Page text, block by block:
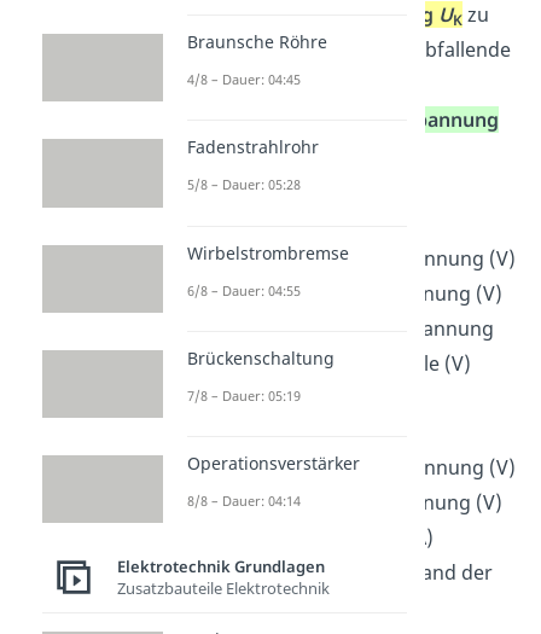
Klemmenspannung UKzu
berechnen, musst du die abfallende
SpannungUivon der
Leerlaufspannung
U abziehen:
UKist die Klemmenspannung (V)
UList die Leerlaufspannung (V)
ist die abfallende Spannung
an der Spannungsquelle (V)
UKist die Klemmenspannung (V)
UList die Leerlaufspannung (V)
ist die Stromstärke (A)
Riist der Innenwiderstand der
Braunsche Röhre
4/8 – Dauer: 04:45
Fadenstrahlrohr
5/8 – Dauer: 05:28
Wirbelstrombremse
6/8 – Dauer: 04:55
Brückenschaltung
7/8 – Dauer: 05:19
Operationsverstärker
8/8 – Dauer: 04:14
Elektrotechnik Grundlagen
Zusatzbauteile Elektrotechnik